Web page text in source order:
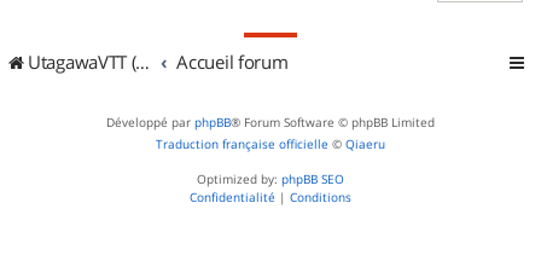
UtagawaVTT (Randos VTT et VTTAE avec traces GPS) Accueil forum
Développé par phpBB® Forum Software © phpBB Limited
Traduction française officielle © Qiaeru
Optimized by: phpBB SEO
Confidentialité | Conditions